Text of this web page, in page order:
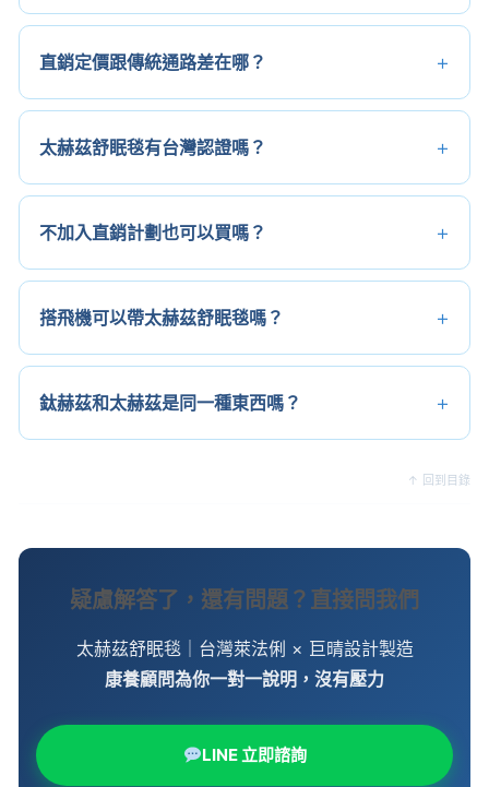
直銷定價跟傳統通路差在哪？
太赫茲舒眠毯有台灣認證嗎？
不加入直銷計劃也可以買嗎？
搭飛機可以帶太赫茲舒眠毯嗎？
鈦赫茲和太赫茲是同一種東西嗎？
↑ 回到目錄
疑慮解答了，還有問題？直接問我們
太赫茲舒眠毯｜台灣萊法俐 × 巨晴設計製造
康養顧問為你一對一說明，沒有壓力
LINE 立即諮詢